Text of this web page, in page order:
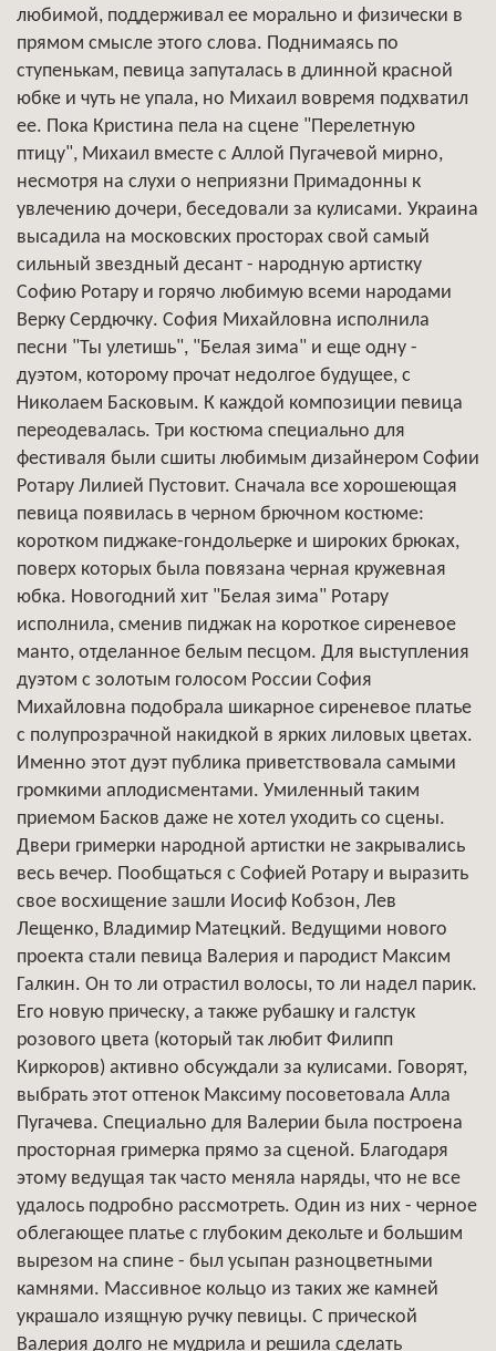
любимой, поддерживал ее морально и физически в
прямом смысле этого слова. Поднимаясь по
ступенькам, певица запуталась в длинной красной
юбке и чуть не упала, но Михаил вовремя подхватил
ее. Пока Кристина пела на сцене "Перелетную
птицу", Михаил вместе с Аллой Пугачевой мирно,
несмотря на слухи о неприязни Примадонны к
увлечению дочери, беседовали за кулисами. Украина
высадила на московских просторах свой самый
сильный звездный десант - народную артистку
Софию Ротару и горячо любимую всеми народами
Верку Сердючку. София Михайловна исполнила
песни "Ты улетишь", "Белая зима" и еще одну -
дуэтом, которому прочат недолгое будущее, с
Николаем Басковым. К каждой композиции певица
переодевалась. Три костюма специально для
фестиваля были сшиты любимым дизайнером Софии
Ротару Лилией Пустовит. Сначала все хорошеющая
певица появилась в черном брючном костюме:
коротком пиджаке-гондольерке и широких брюках,
поверх которых была повязана черная кружевная
юбка. Новогодний хит "Белая зима" Ротару
исполнила, сменив пиджак на короткое сиреневое
манто, отделанное белым песцом. Для выступления
дуэтом с золотым голосом России София
Михайловна подобрала шикарное сиреневое платье
с полупрозрачной накидкой в ярких лиловых цветах.
Именно этот дуэт публика приветствовала самыми
громкими аплодисментами. Умиленный таким
приемом Басков даже не хотел уходить со сцены.
Двери гримерки народной артистки не закрывались
весь вечер. Пообщаться с Софией Ротару и выразить
свое восхищение зашли Иосиф Кобзон, Лев
Лещенко, Владимир Матецкий. Ведущими нового
проекта стали певица Валерия и пародист Максим
Галкин. Он то ли отрастил волосы, то ли надел парик.
Его новую прическу, а также рубашку и галстук
розового цвета (который так любит Филипп
Киркоров) активно обсуждали за кулисами. Говорят,
выбрать этот оттенок Максиму посоветовала Алла
Пугачева. Специально для Валерии была построена
просторная гримерка прямо за сценой. Благодаря
этому ведущая так часто меняла наряды, что не все
удалось подробно рассмотреть. Один из них - черное
облегающее платье с глубоким декольте и большим
вырезом на спине - был усыпан разноцветными
камнями. Массивное кольцо из таких же камней
украшало изящную ручку певицы. С прической
Валерия долго не мудрила и решила сделать